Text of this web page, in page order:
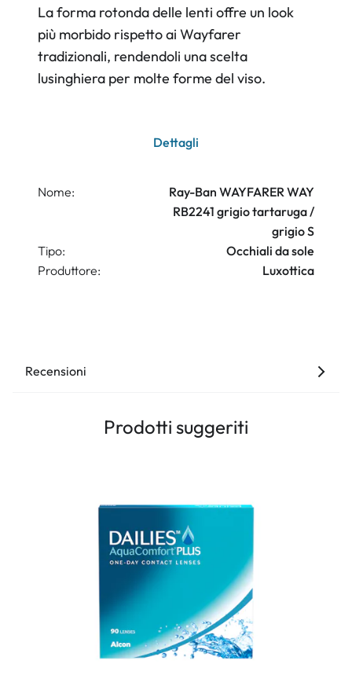
La forma rotonda delle lenti offre un look
più morbido rispetto ai Wayfarer
tradizionali, rendendoli una scelta
lusinghiera per molte forme del viso.
Dettagli
Nome:
Ray-Ban WAYFARER WAY
RB2241 grigio tartaruga /
grigio S
Tipo:
Occhiali da sole
Produttore:
Luxottica
Recensioni
Prodotti suggeriti